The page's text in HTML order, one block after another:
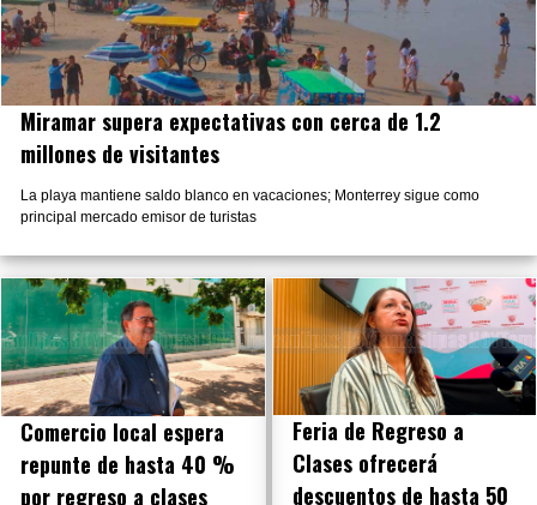
Miramar supera expectativas con cerca de 1.2
millones de visitantes
La playa mantiene saldo blanco en vacaciones; Monterrey sigue como
principal mercado emisor de turistas
Comercio local espera
repunte de hasta 40 %
por regreso a clases
Feria de Regreso a
Clases ofrecerá
descuentos de hasta 50